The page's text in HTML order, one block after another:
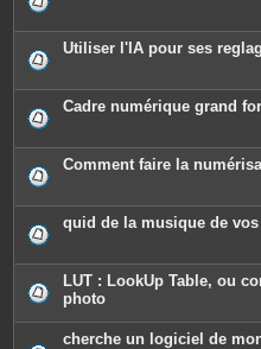
Utiliser l'IA pour ses
Cadre numérique grand
Comment faire la
quid de la musique de
LUT : LookUp Table, ou
photo
cherche un logiciel de